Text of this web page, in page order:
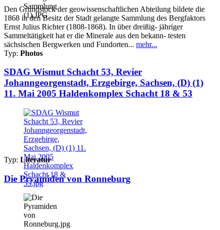
Den Grundstock der geowissenschaftlichen Abteilung bildete die
1868 in den Besitz der Stadt gelangte Sammlung des Bergfaktors
Ernst Julius Richter (1808-1868). In über dreißig- jähriger
Sammeltätigkeit hat er die Minerale aus den bekann- testen
sächsischen Bergwerken und Fundorten... mehr...
Typ: Photos
SDAG Wismut Schacht 53, Revier
Johanngeorgenstadt, Erzgebirge, Sachsen, (D) (1)
11. Mai 2005 Haldenkomplex Schacht 18 & 53
Typ: Literatur
Die Pryamiden von Ronneburg